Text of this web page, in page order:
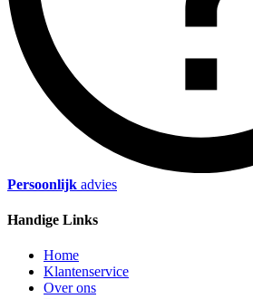
Persoonlijk advies
Handige Links
Home
Klantenservice
Over ons